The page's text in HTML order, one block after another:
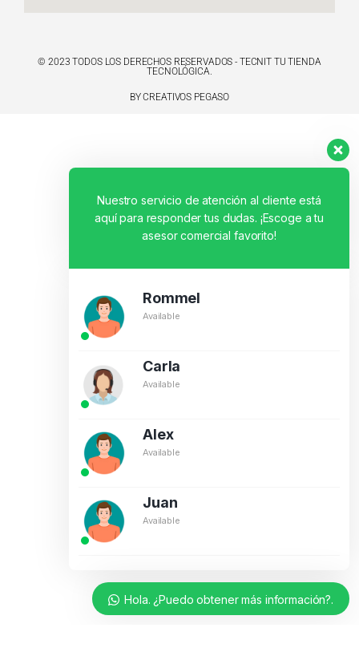
© 2023 TODOS LOS DERECHOS RESERVADOS - TECNIT TU TIENDA
TECNOLÓGICA.
BY CREATIVOS PEGASO
Nuestro servicio de atención al cliente está
aquí para responder tus dudas. ¡Escoge a tu
asesor comercial favorito!
Rommel
Available
Carla
Available
Alex
Available
Juan
Available
Hola. ¿Puedo obtener más información?.